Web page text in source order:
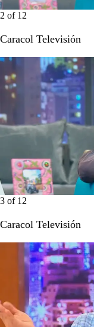
2 of 12
Caracol Televisión
3 of 12
Caracol Televisión